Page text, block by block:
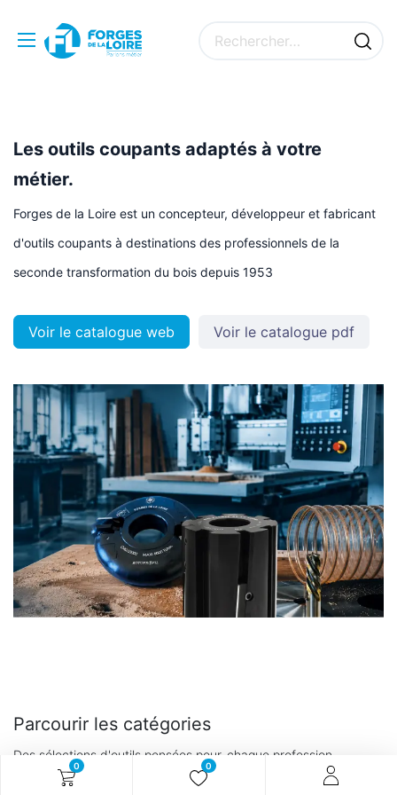
0 0
Les outils coupants adaptés à votre
métier.
Forges de la Loire est un concepteur, développeur et fabricant
d'outils coupants à destinations des professionnels de la
seconde transformation du bois depuis 1953
Voir le catalogue web Voir le catalogue pdf
Parcourir les catégories
Des sélections d'outils pensées pour chaque profession